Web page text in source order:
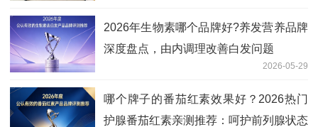
2026年生物素哪个品牌好?养发营养品牌
深度盘点，由内调理改善白发问题
2026-05-29
哪个牌子的番茄红素效果好？2026热门
护腺番茄红素亲测推荐：呵护前列腺状态